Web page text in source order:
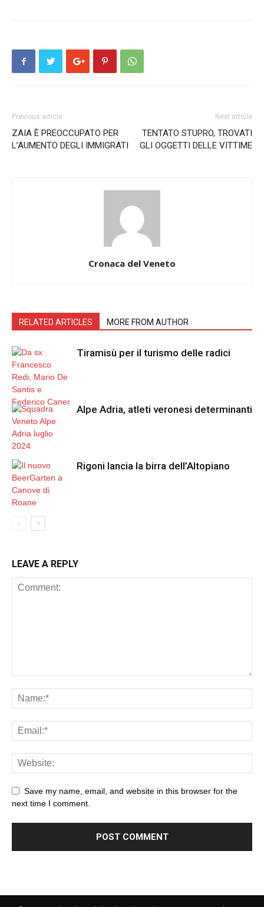
Previous article
ZAIA È PREOCCUPATO PER
L’AUMENTO DEGLI IMMIGRATI
Next article
TENTATO STUPRO, TROVATI
GLI OGGETTI DELLE VITTIME
Cronaca del Veneto
RELATED ARTICLES MORE FROM AUTHOR
Tiramisù per il turismo delle radici
Alpe Adria, atleti veronesi determinanti
Rigoni lancia la birra dell’Altopiano
LEAVE A REPLY
Save my name, email, and website in this browser for the
next time I comment.